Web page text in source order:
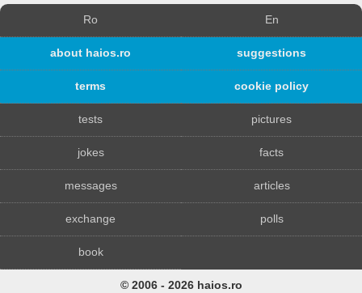
Ro En
about haios.ro suggestions
terms cookie policy
tests pictures
jokes facts
messages articles
exchange polls
book
© 2006 - 2026 haios.ro